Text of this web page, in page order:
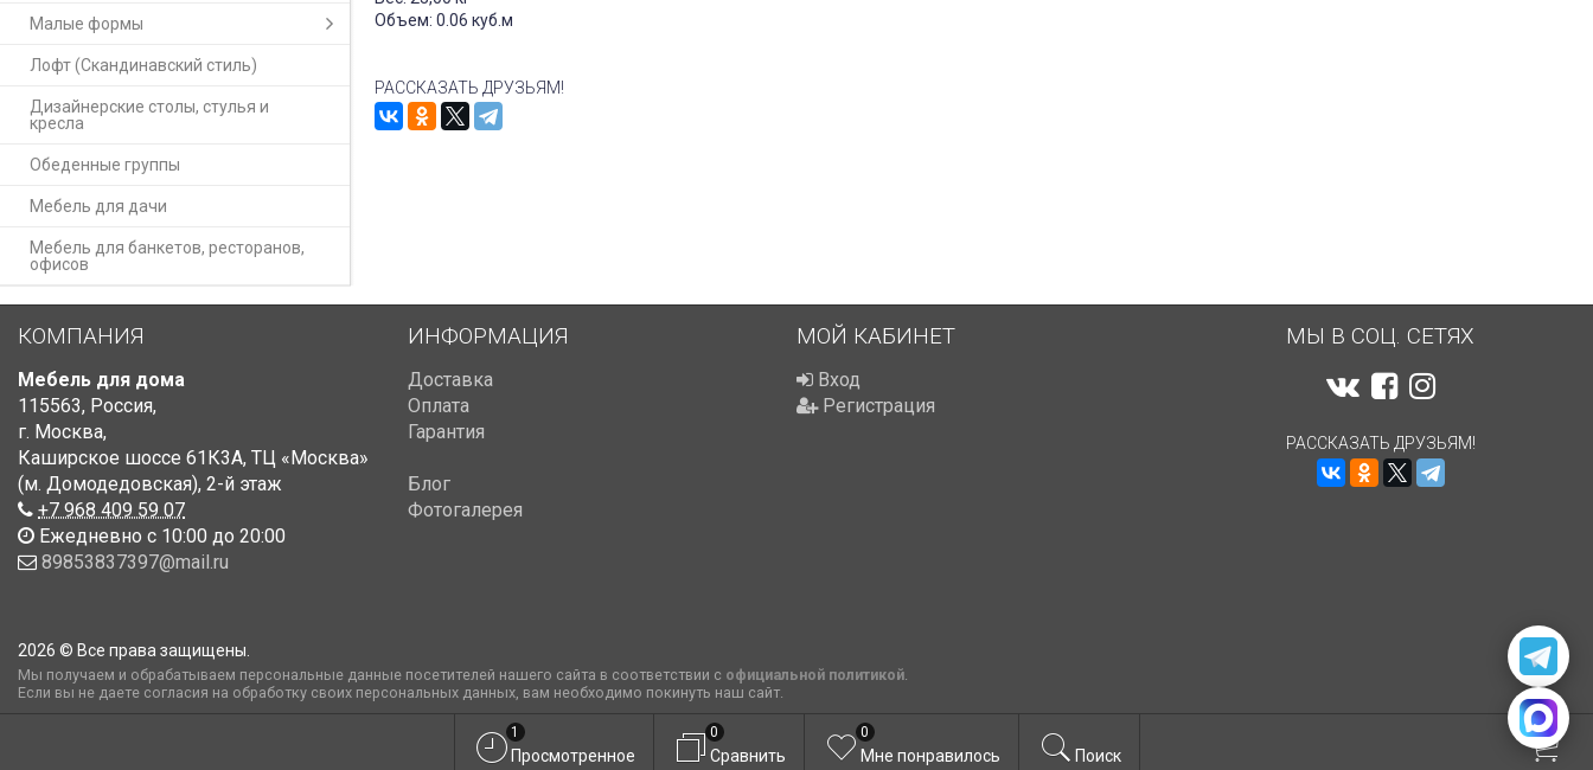
Малые формы
Лофт (Скандинавский стиль)
Дизайнерские столы, стулья и
кресла
Обеденные группы
Мебель для дачи
Мебель для банкетов, ресторанов,
офисов
Объем: 0.06 куб.м
РАССКАЗАТЬ ДРУЗЬЯМ!
КОМПАНИЯ
Мебель для дома
115563, Россия,
г. Москва,
Каширское шоссе 61К3А, ТЦ «Москва»
(м. Домодедовская), 2-й этаж
+7 968 409 59 07
Ежедневно с 10:00 до 20:00
89853837397@mail.ru
ИНФОРМАЦИЯ
Доставка
Оплата
Гарантия
Блог
Фотогалерея
МОЙ КАБИНЕТ
Вход
Регистрация
МЫ В СОЦ. СЕТЯХ
РАССКАЗАТЬ ДРУЗЬЯМ!
2026 © Все права защищены.
Мы получаем и обрабатываем персональные данные посетителей нашего сайта в соответствии с официальной политикой.
Если вы не даете согласия на обработку своих персональных данных, вам необходимо покинуть наш сайт.
Просмотренное
1
Сравнить
0
Мне понравилось
0
Поиск